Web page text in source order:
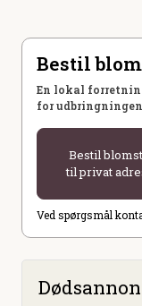
Bestil
En lokal
for
Bestil
til privat
Ved spørgsmål